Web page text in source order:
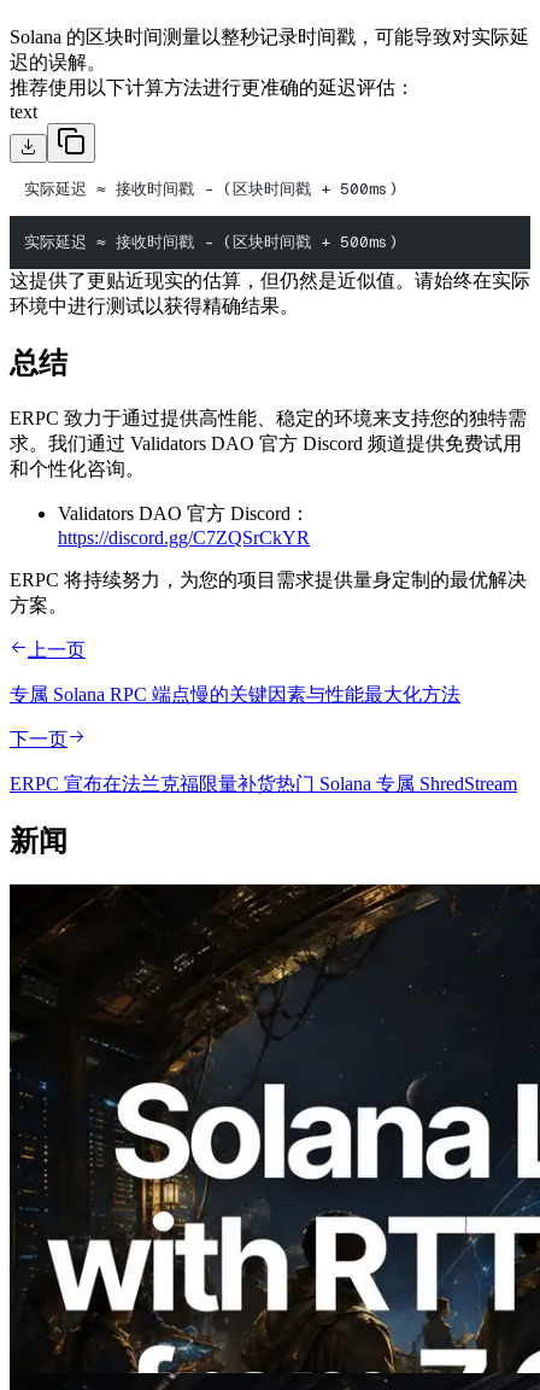
Solana 的区块时间测量以整秒记录时间戳，可能导致对实际延
迟的误解。
推荐使用以下计算方法进行更准确的延迟评估：
text
实际延迟 ≈ 接收时间戳 - (区块时间戳 + 500ms)
实际延迟 ≈ 接收时间戳 - (区块时间戳 + 500ms)
这提供了更贴近现实的估算，但仍然是近似值。请始终在实际
环境中进行测试以获得精确结果。
总结
ERPC 致力于通过提供高性能、稳定的环境来支持您的独特需
求。我们通过 Validators DAO 官方 Discord 频道提供免费试用
和个性化咨询。
Validators DAO 官方 Discord：
https://discord.gg/C7ZQSrCkYR
ERPC 将持续努力，为您的项目需求提供量身定制的最优解决
方案。
上一页
专属 Solana RPC 端点慢的关键因素与性能最大化方法
下一页
ERPC 宣布在法兰克福限量补货热门 Solana 专属 ShredStream
新闻
2026.08.05
ERPC 扩展 Solana Leader Slot API：新
增全球 7 个区域的 Ping 测量，Validators
Information API 同步上线
阅读此文章